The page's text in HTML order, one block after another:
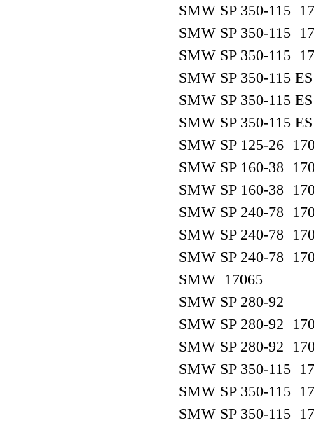
SMW SP 350-115
SMW SP 350-115
SMW SP 350-115
SMW SP 350-115
SMW SP 350-115
SMW SP 350-115
SMW SP 125-26
SMW SP 160-38
SMW SP 160-38
SMW SP 240-78
SMW SP 240-78
SMW SP 240-78
SMW 17065
SMW SP 280-92
SMW SP 280-92
SMW SP 280-92
SMW SP 350-115
SMW SP 350-115
SMW SP 350-115